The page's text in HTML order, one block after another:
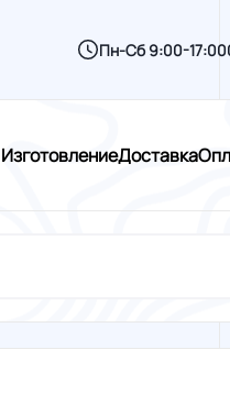
Пн-Сб 9:00-
ИзготовлениеДоставка